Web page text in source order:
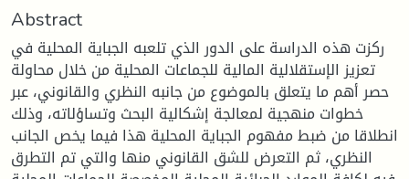
Abstract
ركزت هذه الدراسة على الدور الذي تلعبه الجباية المحلية في
تعزيز الإستقلالية المالية للجماعات المحلية من خلال محاولة
حصر أهم ما يتعلق بالموضوع من جانبه النظري والقانوني، عبر
خطوات منهجية لمعالجة إشكالية البحث وتساؤلاته، وذلك
انطلاقا من ضبط مفهوم الجباية المحلية هذا فيما يخص الجانب
النظري، ثم التعرض للشق القانوني منها والتي تم التطرق